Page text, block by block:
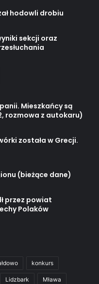
hodowli drobiu
sekcji oraz
Mieszkańcy są
rozmowa z autokaru)
została w Grecji.
(bieżące dane)
przez powiat
Polaków
konkurs
Lidzbark Mława